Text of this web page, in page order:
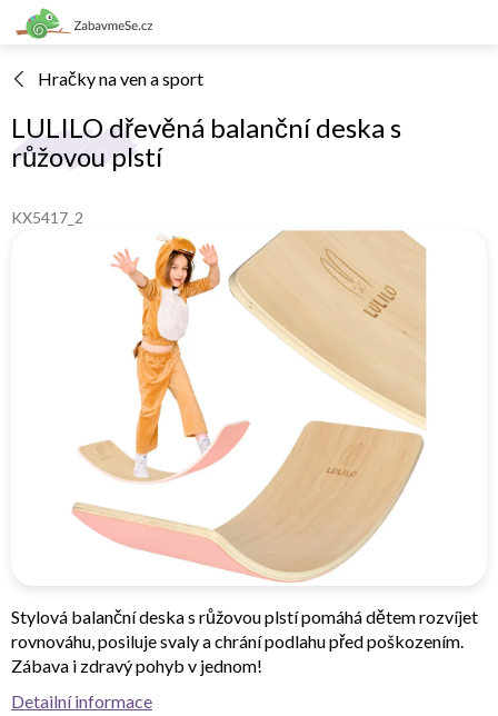
Přejít
na
Hračky na ven a sport
LULILO dřevěná balanční deska s
růžovou plstí
KX5417_2
Stylová balanční deska s růžovou plstí pomáhá dětem rozvíjet
rovnováhu, posiluje svaly a chrání podlahu před poškozením.
Zábava i zdravý pohyb v jednom!
Detailní informace